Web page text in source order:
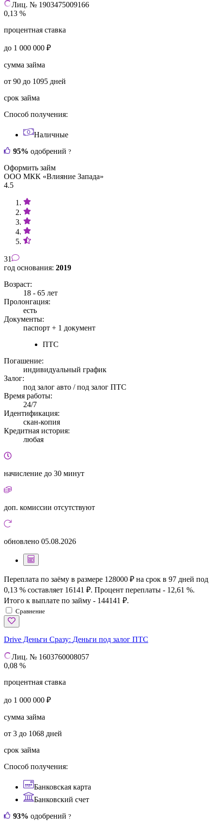
Лиц. № 1903475009166
0,13 %
процентная ставка
до 1 000 000 ₽
сумма займа
от 90 до 1095 дней
срок займа
Способ получения:
Наличные
95% одобрений ?
Оформить займ
ООО МКК «Влияние Запада»
4.5
31
год основания: 2019
Возраст:
18 - 65 лет
Пролонгация:
есть
Документы:
паспорт + 1 документ
ПТС
Погашение:
индивидуальный график
Залог:
под залог авто / под залог ПТС
Время работы:
24/7
Идентификация:
скан-копия
Кредитная история:
любая
начисление до 30 минут
доп. комиссии отсутствуют
обновлено 05.08.2026
Переплата по заёму в размере 128000 ₽ на срок в 97 дней под
0,13 % составляет 16141 ₽. Процент переплаты - 12,61 %.
Итого к выплате по займу - 144141 ₽.
Сравнение
Drive Деньги Сразу: Деньги под залог ПТС
Лиц. № 1603760008057
0,08 %
процентная ставка
до 1 000 000 ₽
сумма займа
от 3 до 1068 дней
срок займа
Способ получения:
Банковская карта
Банковский счет
93% одобрений ?